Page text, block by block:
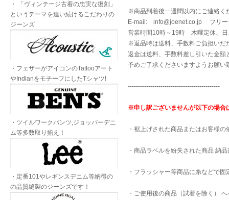
※商品到着後一週間以内にご連絡く
E-mail: info@joenet.co.jp フリ
営業時間10時～19時 木曜定休、日
※返品時は送料、手数料ご負担いだ
返金は送料、手数料差し引いた金額
予めご了承くださいますようお願い
---------------------------------------------
※申し訳ございませんが以下の場合
・裾上げされた商品またはお客様
・商品ラベルを紛失された商品 納
・フラッシャー等商品に糸などで
・ご使用後の商品（試着を除く）
・ 「ヴィンテージ古着の忠実な復刻」
というテーマを追い続けるこだわりの
ジーンズ
・フェザーがアイコンのTattooアート
やIndianをモチーフにしたTシャツ!
・ツイルワークパンツ,ジョッパーデニ
ム等多数取り揃え！
・定番101やレギンスデニム等納得の
の品質縫製のジーンズです！